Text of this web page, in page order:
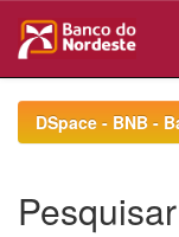
navigationDSpace - BNB -
Pesquisar